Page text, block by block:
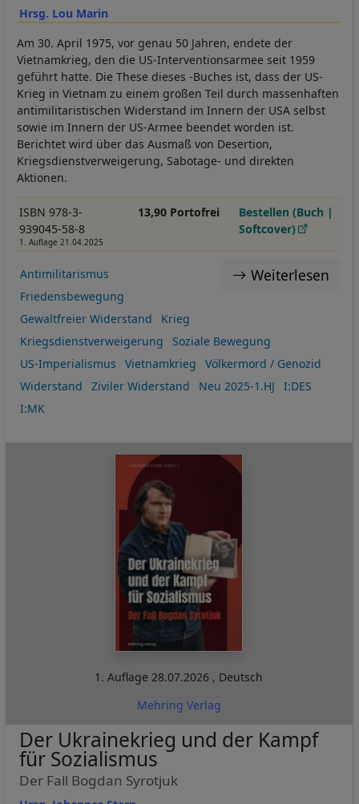
Hrsg. Lou Marin
Am 30. April 1975, vor genau 50 Jahren, endete der
Vietnamkrieg, den die US-Interventionsarmee seit 1959
geführt hatte. Die These dieses -Buches ist, dass der US-
Krieg in Vietnam zu einem großen Teil durch massenhaften
antimilitaristischen Widerstand im Innern der USA selbst
sowie im Innern der US-Armee beendet worden ist.
Berichtet wird über das Ausmaß von Desertion,
Kriegsdienstverweigerung, Sabotage- und direkten
Aktionen.
ISBN 978-3-
939045-58-8
1. Auflage 21.04.2025
13,90 Portofrei
Bestellen (Buch |
Softcover)
Weiterlesen
Antimilitarismus
Friedensbewegung
Gewaltfreier Widerstand
Krieg
Kriegsdienstverweigerung
Soziale Bewegung
US-Imperialismus
Vietnamkrieg
Völkermord / Genozid
Widerstand
Ziviler Widerstand Neu 2025-1.HJ
I:DES
I:MK
1. Auflage28.07.2026 , Deutsch
Mehring Verlag
Der Ukrainekrieg und der Kampf
für Sozialismus
Der Fall Bogdan Syrotjuk